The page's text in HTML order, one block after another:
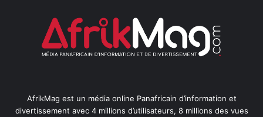
AfrikMag est un média online Panafricain d’information et
divertissement avec 4 millions d’utilisateurs, 8 millions des vues